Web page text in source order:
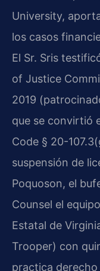
University,
los casos
El Sr. Sris
of Justice
2019
que se convirtió
Code § 20-
suspensión de
Poquoson, el
Counsel el
Estatal de
Trooper) con
practica